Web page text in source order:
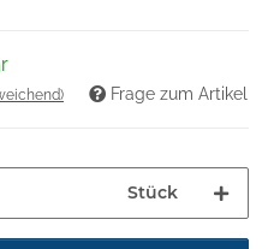
Frage zum Artikel
Stück